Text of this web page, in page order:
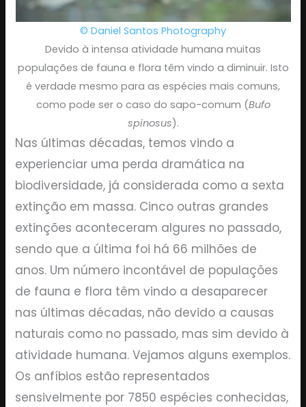
© Daniel Santos Photography
Devido à intensa atividade humana muitas
populações de fauna e flora têm vindo a diminuir. Isto
é verdade mesmo para as espécies mais comuns,
como pode ser o caso do sapo-comum (Bufo
spinosus).
Nas últimas décadas, temos vindo a
experienciar uma perda dramática na
biodiversidade, já considerada como a sexta
extinção em massa. Cinco outras grandes
extinções aconteceram algures no passado,
sendo que a última foi há 66 milhões de
anos. Um número incontável de populações
de fauna e flora têm vindo a desaparecer
nas últimas décadas, não devido a causas
naturais como no passado, mas sim devido à
atividade humana. Vejamos alguns exemplos.
Os anfíbios estão representados
sensivelmente por 7850 espécies conhecidas,